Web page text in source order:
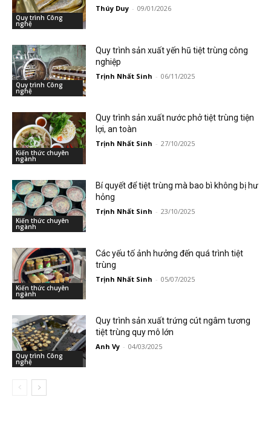
Quy trình Công
nghệ
Thúy Duy - 09/01/2026
Quy trình Công
nghệ
Quy trình sản xuất yến hũ tiệt trùng công
nghiệp
Trịnh Nhất Sinh - 06/11/2025
Kiến thức chuyên
ngành
Quy trình sản xuất nước phở tiệt trùng tiện
lợi, an toàn
Trịnh Nhất Sinh - 27/10/2025
Kiến thức chuyên
ngành
Bí quyết để tiệt trùng mà bao bì không bị hư
hỏng
Trịnh Nhất Sinh - 23/10/2025
Kiến thức chuyên
ngành
Các yếu tố ảnh hưởng đến quá trình tiệt
trùng
Trịnh Nhất Sinh - 05/07/2025
Quy trình Công
nghệ
Quy trình sản xuất trứng cút ngâm tương
tiệt trùng quy mô lớn
Anh Vy - 04/03/2025